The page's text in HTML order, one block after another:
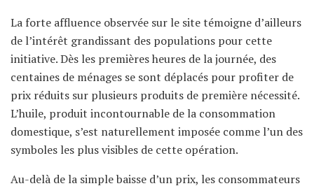
La forte affluence observée sur le site témoigne d’ailleurs
de l’intérêt grandissant des populations pour cette
initiative. Dès les premières heures de la journée, des
centaines de ménages se sont déplacés pour profiter de
prix réduits sur plusieurs produits de première nécessité.
L’huile, produit incontournable de la consommation
domestique, s’est naturellement imposée comme l’un des
symboles les plus visibles de cette opération.
Au-delà de la simple baisse d’un prix, les consommateurs